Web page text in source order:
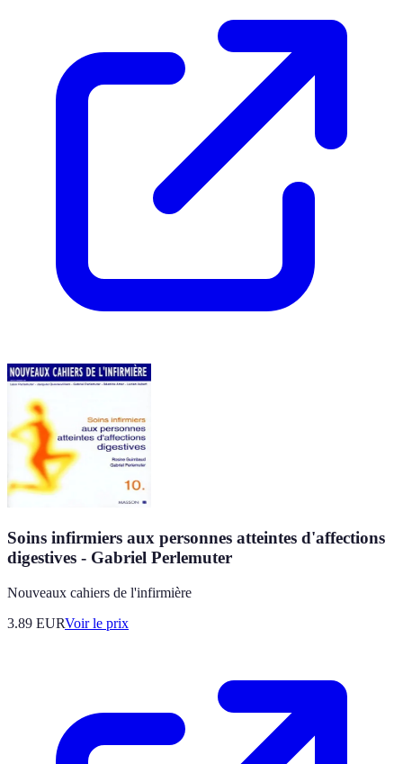
Soins infirmiers aux personnes atteintes d'affections
digestives - Gabriel Perlemuter
Nouveaux cahiers de l'infirmière
3.89 EURVoir le prix